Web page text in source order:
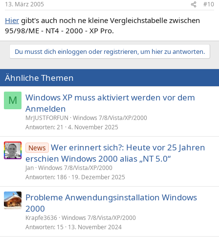
13. März 2005 #10
Hier gibt's auch noch ne kleine Vergleichstabelle zwischen
95/98/ME - NT4 - 2000 - XP Pro.
Du musst dich einloggen oder registrieren, um hier zu antworten.
Ähnliche Themen
M
Windows XP muss aktiviert werden vor dem
Anmelden
MrJUSTFORFUN Windows 7/8/Vista/XP/2000
Antworten 21 4. November 2025
News Wer erinnert sich?: Heute vor 25 Jahren
erschien Windows 2000 alias „NT 5.0“
Jan Windows 7/8/Vista/XP/2000
Antworten 186 19. Dezember 2025
Probleme Anwendungsinstallation Windows
2000
Krapfe3636 Windows 7/8/Vista/XP/2000
Antworten 15 13. November 2024